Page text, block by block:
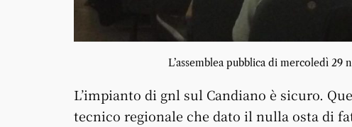
L’assemblea pubblica di mercoledì 29
L’impianto di gnl sul Candiano è sicuro.
tecnico regionale che dato il nulla osta di